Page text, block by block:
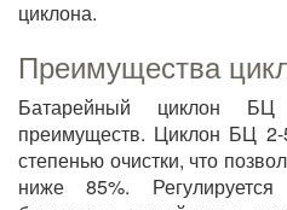
циклона.
Преимущества
Батарейный циклон
преимуществ. Циклон БЦ 2-
степенью очистки, что
ниже 85%. Регулируется